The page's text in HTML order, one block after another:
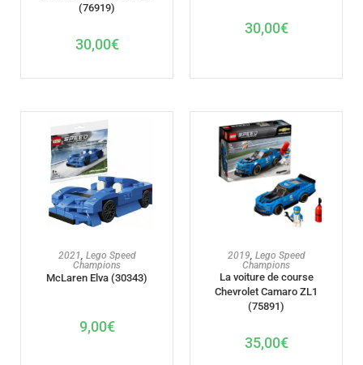
(76919)
30,00€
30,00€
AJOUTER AU PANIER
2021 Lego Speed
Champions
McLaren Elva (30343)
9,00€
AJOUTER AU PANIER
2019 Lego Speed
Champions
La voiture de course
Chevrolet Camaro ZL1
(75891)
35,00€